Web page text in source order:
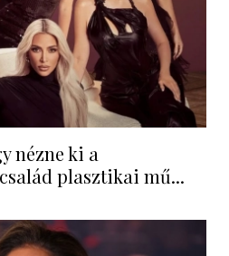
nézne ki a
plasztikai mű...